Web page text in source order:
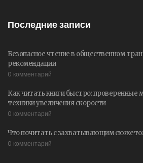
Последние записи
Безопасное чтение в общественном
рекомендации
0 комментарий
Как читать книги быстро: проверенные
техники увеличения скорости
0 комментарий
Что почитать с захватывающим
0 комментарий